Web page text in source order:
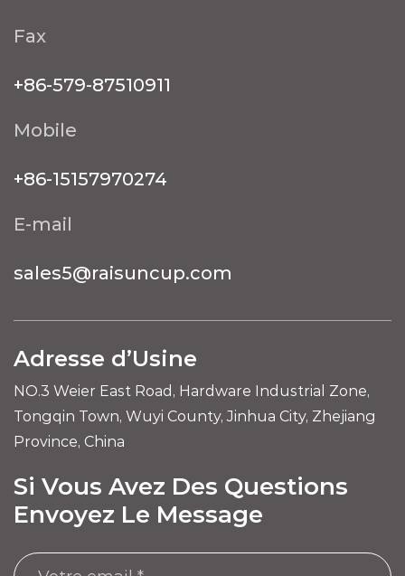
Fax
+86-579-87510911
Mobile
+86-15157970274
E-mail
sales5@raisuncup.com
Adresse d’Usine
NO.3 Weier East Road, Hardware Industrial Zone,
Tongqin Town, Wuyi County, Jinhua City, Zhejiang
Province, China
Si Vous Avez Des Questions
Envoyez Le Message